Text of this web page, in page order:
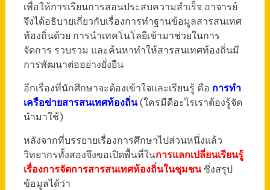
เพื่อให้การเรียนการสอนประสบความสำเร็จ อาจารย์
จึงได้อธิบายเกี่ยวกับเรื่องการทำฐานข้อมูลสารสนเทศ
ท้องถิ่นด้วย การนำเทคโนโลยีเข้ามาช่วยในการ
จัดการ รวบรวม และค้นหาทำให้สารสนเทศท้องถิ่นมี
การพัฒนาต่ออย่างยั่งยืน
อีกเรื่องที่นักศึกษาจะต้องเข้าใจและเรียนรู้ คือ การทำ
เครือข่ายสารสนเทศท้องถิ่น(ใครมีดีอะไรเราต้องรู้จัด
นำมาใช้)
หลังจากที่บรรยายเรื่องการศึกษาไปส่วนหนึ่งแล้ว
วิทยากรทั้งสองจึงขอเปิดพื้นที่ในการแลกเปลี่ยนเรียนรู้
เรื่องการจัดการสารสนเทศท้องถิ่นในชุมชนซึ่งสรุป
ข้อมูลได้ว่า